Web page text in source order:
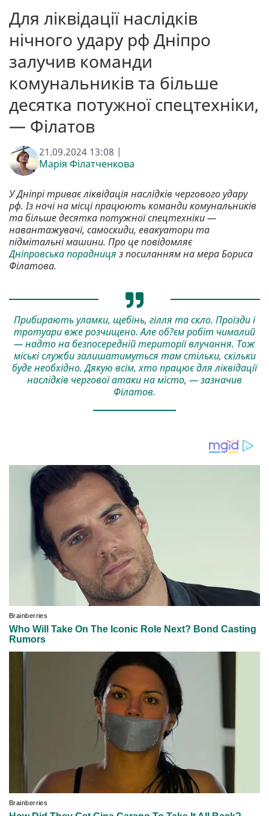
Для ліквідації наслідків
нічного удару рф Дніпро
залучив команди
комунальників та більше
десятка потужної спецтехніки,
— Філатов
21.09.2024 13:08 |
Марія Філатченкова
У Дніпрі триває ліквідація наслідків чергового удару
рф. Із ночі на місці працюють команди комунальників
та більше десятка потужної спецтехніки —
навантажувачі, самоскиди, евакуатори та
підмітальні машини. Про це повідомляє
Дніпровська порадниця з посиланням на мера Бориса
Філатова.
Прибирають уламки, щебінь, гілля та скло. Проїзди і
тротуари вже розчищено. Але об?єм робіт чималий
— надто на безпосередній території влучання. Тож
міські служби залишатимуться там стільки, скільки
буде необхідно. Дякую всім, хто працює для ліквідації
наслідків чергової атаки на місто, — зазначив
Філатов.